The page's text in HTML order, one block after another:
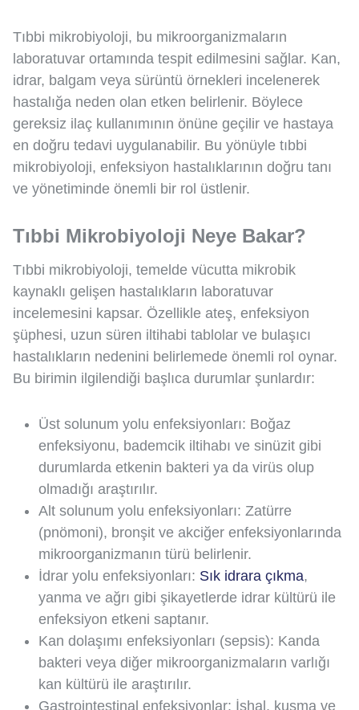
Tıbbi mikrobiyoloji, bu mikroorganizmaların
laboratuvar ortamında tespit edilmesini sağlar. Kan,
idrar, balgam veya sürüntü örnekleri incelenerek
hastalığa neden olan etken belirlenir. Böylece
gereksiz ilaç kullanımının önüne geçilir ve hastaya
en doğru tedavi uygulanabilir. Bu yönüyle tıbbi
mikrobiyoloji, enfeksiyon hastalıklarının doğru tanı
ve yönetiminde önemli bir rol üstlenir.
Tıbbi Mikrobiyoloji Neye Bakar?
Tıbbi mikrobiyoloji, temelde vücutta mikrobik
kaynaklı gelişen hastalıkların laboratuvar
incelemesini kapsar. Özellikle ateş, enfeksiyon
şüphesi, uzun süren iltihabi tablolar ve bulaşıcı
hastalıkların nedenini belirlemede önemli rol oynar.
Bu birimin ilgilendiği başlıca durumlar şunlardır:
Üst solunum yolu enfeksiyonları: Boğaz
enfeksiyonu, bademcik iltihabı ve sinüzit gibi
durumlarda etkenin bakteri ya da virüs olup
olmadığı araştırılır.
Alt solunum yolu enfeksiyonları: Zatürre
(pnömoni), bronşit ve akciğer enfeksiyonlarında
mikroorganizmanın türü belirlenir.
İdrar yolu enfeksiyonları: Sık idrara çıkma,
yanma ve ağrı gibi şikayetlerde idrar kültürü ile
enfeksiyon etkeni saptanır.
Kan dolaşımı enfeksiyonları (sepsis): Kanda
bakteri veya diğer mikroorganizmaların varlığı
kan kültürü ile araştırılır.
Gastrointestinal enfeksiyonlar: İshal, kusma ve